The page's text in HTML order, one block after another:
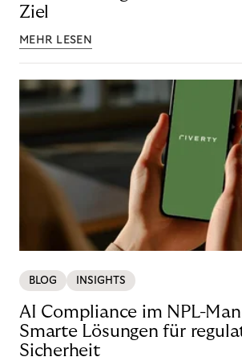
Ziel
MEHR LESEN
BLOG INSIGHTS
AI Compliance im NPL-
Smarte Lösungen für
Sicherheit